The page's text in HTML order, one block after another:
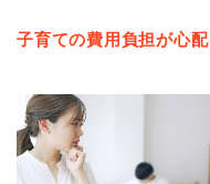
子育ての費用負担が心配